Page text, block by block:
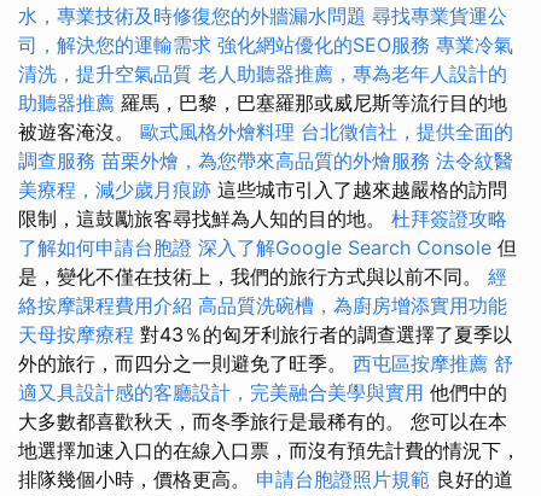
水，專業技術及時修復您的外牆漏水問題 尋找專業貨運公
司，解決您的運輸需求 強化網站優化的SEO服務 專業冷氣
清洗，提升空氣品質 老人助聽器推薦，專為老年人設計的
助聽器推薦 羅馬，巴黎，巴塞羅那或威尼斯等流行目的地
被遊客淹沒。 歐式風格外燴料理 台北徵信社，提供全面的
調查服務 苗栗外燴，為您帶來高品質的外燴服務 法令紋醫
美療程，減少歲月痕跡 這些城市引入了越來越嚴格的訪問
限制，這鼓勵旅客尋找鮮為人知的目的地。 杜拜簽證攻略
了解如何申請台胞證 深入了解Google Search Console 但
是，變化不僅在技術上，我們的旅行方式與以前不同。 經
絡按摩課程費用介紹 高品質洗碗槽，為廚房增添實用功能
天母按摩療程 對43％的匈牙利旅行者的調查選擇了夏季以
外的旅行，而四分之一則避免了旺季。 西屯區按摩推薦 舒
適又具設計感的客廳設計，完美融合美學與實用 他們中的
大多數都喜歡秋天，而冬季旅行是最稀有的。 您可以在本
地選擇加速入口的在線入口票，而沒有預先計費的情況下，
排隊幾個小時，價格更高。 申請台胞證照片規範 良好的道